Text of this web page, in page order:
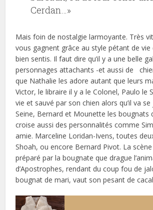
Cerdan…»
Mais foin de nostalgie larmoyante. Très
vous gagnent grâce au style pétant de vie
bien sentis. Il faut dire qu’il y a une belle
personnages attachants -et aussi de
que Nathalie les adore autant que leurs
Victor, le libraire il y a le Colonel, Paulo le
vie et sauvé par son chien alors qu’il va
Seine, Bernard et Mounette les bougnats
croise aussi des personnalités comme
amie. Marceline Loridan-Ivens, toutes
Shoah, ou encore Bernard Pivot. La
préparé par la bougnate que drague
d’Apostrophes, rendant du coup fou de
bougnat de mari, vaut son pesant de